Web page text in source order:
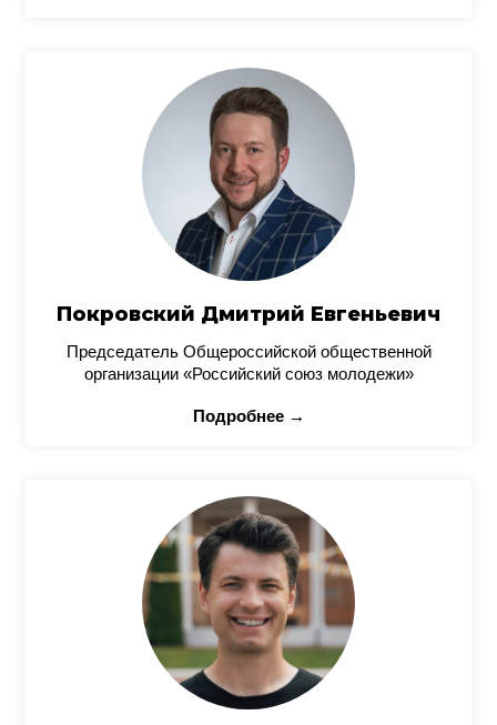
Покровский Дмитрий Евгеньевич
Председатель Общероссийской общественной
организации «Российский союз молодежи»
Подробнее →